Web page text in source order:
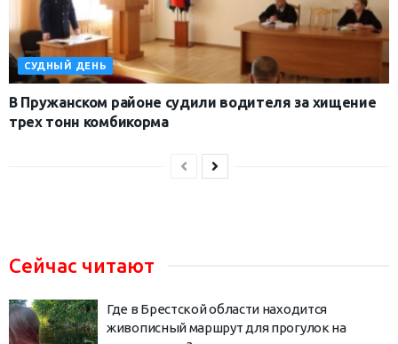
СУДНЫЙ ДЕНЬ
В Пружанском районе судили водителя за хищение
трех тонн комбикорма
Сейчас читают
Где в Брестской области находится
живописный маршрут для прогулок на